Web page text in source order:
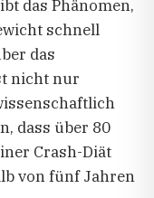
das Phänomen,
schnell
das
nicht nur
dass über 80
Crash-Diät
von fünf Jahren